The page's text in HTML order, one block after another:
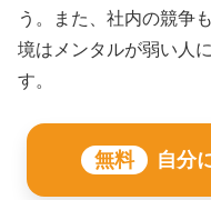
う。また、社内の競争
境はメンタルが弱い人
す。
無料 自分